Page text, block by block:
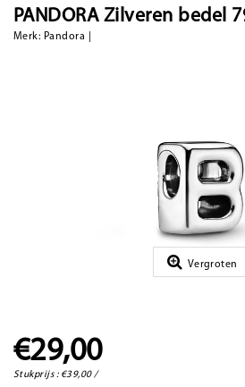
PANDORA Zilveren bedel
Merk: Pandora
Vergroten
€29,00
Stukprijs : €39,00 /